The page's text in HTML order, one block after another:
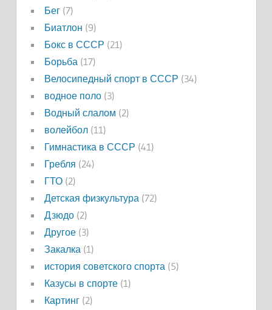
Бег(7)
Биатлон (9)
Бокс в СССР (21)
Борьба (17)
Велосипедный спорт в СССР (34)
водное поло(3)
Водный слалом (2)
волейбол(11)
Гимнастика в СССР (41)
Гребля (24)
ГТО(2)
Детская физкультура (72)
Дзюдо(2)
Другое(3)
Закалка (1)
история советского спорта (5)
Казусы в спорте(1)
Картинг(2)